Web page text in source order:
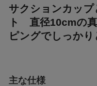
サクションカッ
ト 直径10cmの
ピングでしっかり
主な仕様